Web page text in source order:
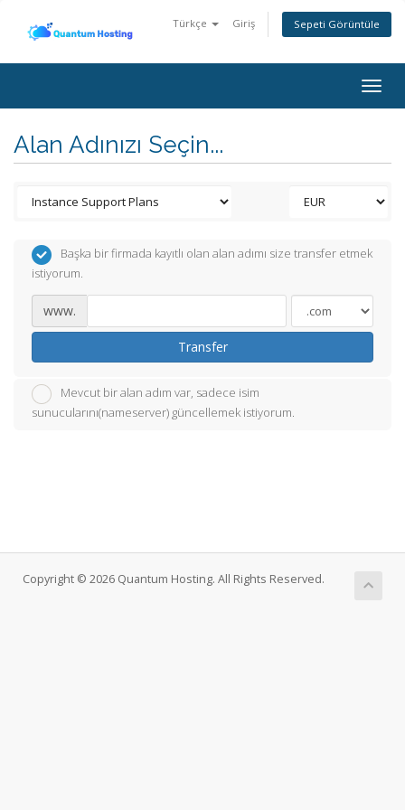
Türkçe Giriş Sepeti Görüntüle
Alan Adınızı Seçin...
Başka bir firmada kayıtlı olan alan adımı size transfer etmek
istiyorum.
www.
Transfer
Mevcut bir alan adım var, sadece isim
sunucularını(nameserver) güncellemek istiyorum.
Copyright © 2026 Quantum Hosting. All Rights Reserved.